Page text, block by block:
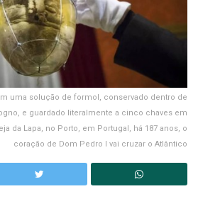
uma solução de formol, conservado dentro de
e guardado literalmente a cinco chaves em
da Lapa, no Porto, em Portugal, há 187 anos, o
coração de Dom Pedro I vai cruzar o Atlântico